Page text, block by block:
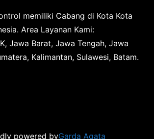
memiliki Cabang di Kota Kota
Area Layanan Kami:
Jawa Barat, Jawa Tengah, Jawa
Kalimantan, Sulawesi, Batam.
powered byGarda Agata